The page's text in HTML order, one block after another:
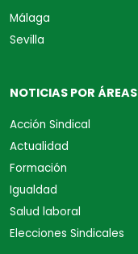
Málaga
Sevilla
NOTICIAS POR ÁREAS
Acción Sindical
Actualidad
Formación
Igualdad
Salud laboral
Elecciones Sindicales